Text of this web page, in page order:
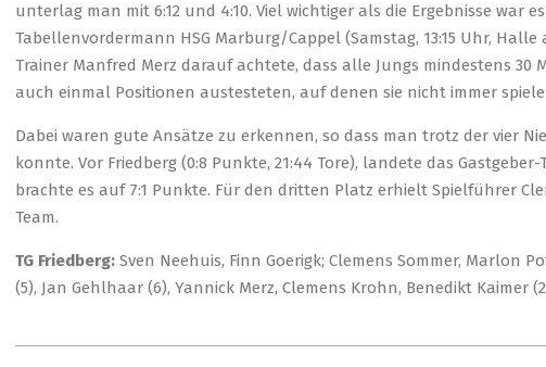
unterlag man mit 6:12 und 4:10. Viel wichtiger als die Ergebnisse war
Tabellenvordermann HSG Marburg/Cappel (Samstag, 13:15 Uhr,
Trainer Manfred Merz darauf achtete, dass alle Jungs mindestens
auch einmal Positionen austesteten, auf denen sie nicht immer
Dabei waren gute Ansätze zu erkennen, so dass man trotz der vier
konnte. Vor Friedberg (0:8 Punkte, 21:44 Tore), landete das
brachte es auf 7:1 Punkte. Für den dritten Platz erhielt Spielführer
Team.
TG Friedberg: Sven Neehuis, Finn Goerigk; Clemens Sommer, Marlon
(5), Jan Gehlhaar (6), Yannick Merz, Clemens Krohn, Benedikt Kaimer